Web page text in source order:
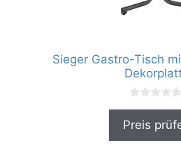
Sieger Gastro-Tisch
0
o
Preis